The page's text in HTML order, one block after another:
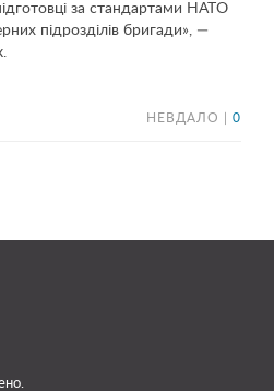
за стандартами НАТО
підрозділів бригади», —
НЕВДАЛО | 0